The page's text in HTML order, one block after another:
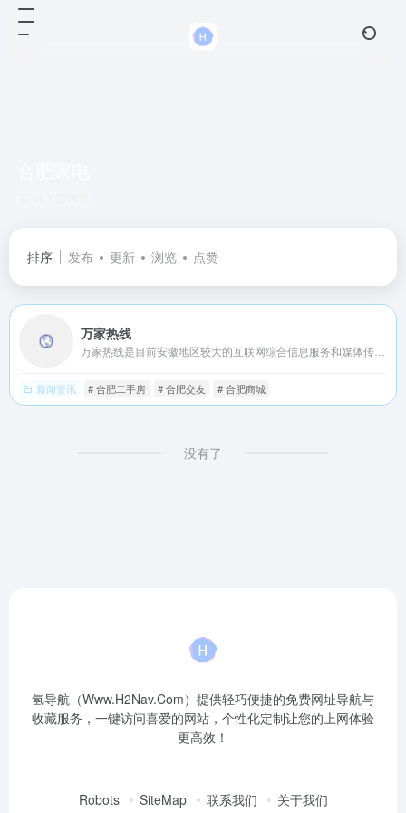
排序 发布 更新 浏览 点赞
万家热线
新闻资讯 # 合肥二手房 # 合肥交友 # 合肥商城
没有了
氢导航（Www.H2Nav.Com）提供轻巧便捷的免费网址导航与
收藏服务，一键访问喜爱的网站，个性化定制让您的上网体验
更高效！
Robots SiteMap 联系我们 关于我们